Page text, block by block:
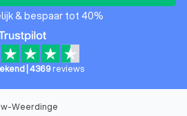
& bespaar tot 40%
| 4369 reviews
Weerdinge